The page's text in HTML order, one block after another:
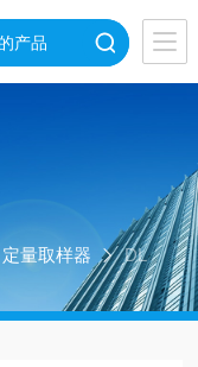
定量取样器
DL